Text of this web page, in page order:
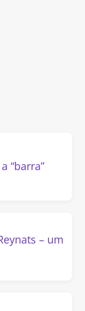
“barra”
– um